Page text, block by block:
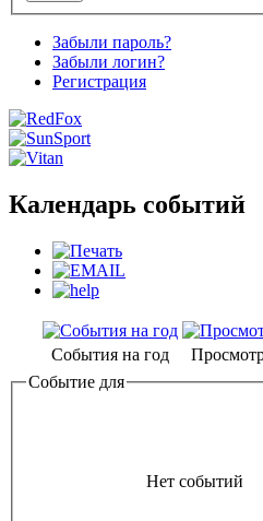
Забыли пароль?
Забыли логин?
Регистрация
Календарь событий
События на год
Событие для
Нет событий